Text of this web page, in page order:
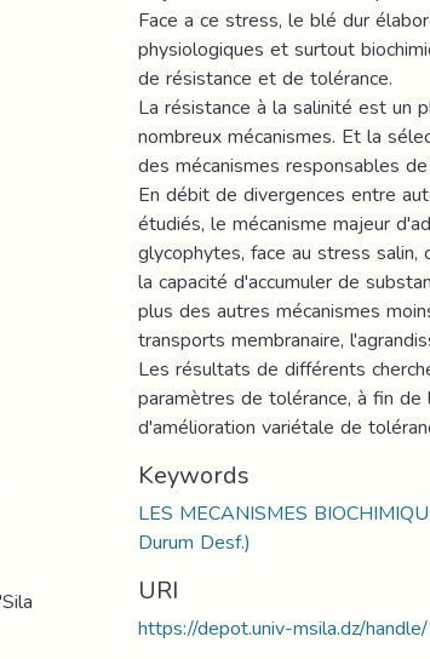
Face a ce stress, le blé dur
physiologiques et surtout
de résistance et de tolérance.
La résistance à la salinité est un
nombreux mécanismes. Et la
des mécanismes responsables
En débit de divergences entre
étudiés, le mécanisme majeur
glycophytes, face au stress
la capacité d'accumuler de
plus des autres mécanismes
transports membranaire,
Les résultats de différents
paramètres de tolérance, à fin
d'amélioration variétale de
Keywords
LES MECANISMES
Durum Desf.)
URI
https://depot.univ-msila.dz/